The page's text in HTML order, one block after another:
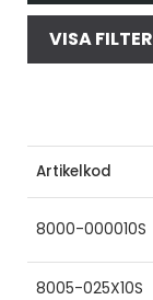
VISA FILTER
Artikelkod
8000-000010S
8005-025X10S